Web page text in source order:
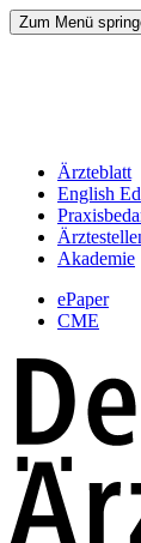
Zum Menü
Ärzteblatt
English
Akademie
ePaper
CME